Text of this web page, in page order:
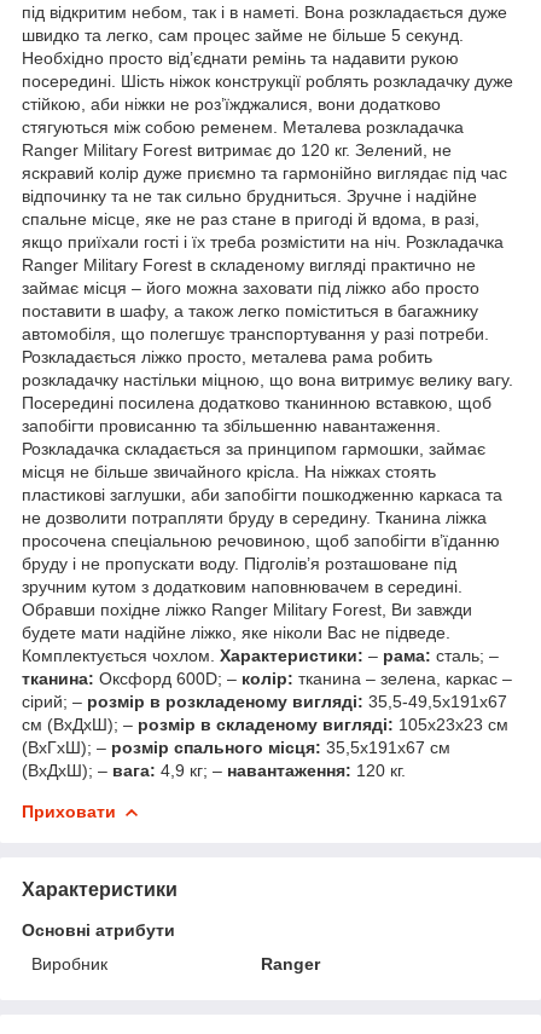
під відкритим небом, так і в наметі. Вона розкладається дуже
швидко та легко, сам процес займе не більше 5 секунд.
Необхідно просто від’єднати ремінь та надавити рукою
посередині. Шість ніжок конструкції роблять розкладачку дуже
стійкою, аби ніжки не роз’їжджалися, вони додатково
стягуються між собою ременем. Металева розкладачка
Ranger Military Forest витримає до 120 кг. Зелений, не
яскравий колір дуже приємно та гармонійно виглядає під час
відпочинку та не так сильно брудниться. Зручне і надійне
спальне місце, яке не раз стане в пригоді й вдома, в разі,
якщо приїхали гості і їх треба розмістити на ніч. Розкладачка
Ranger Military Forest в складеному вигляді практично не
займає місця – його можна заховати під ліжко або просто
поставити в шафу, а також легко поміститься в багажнику
автомобіля, що полегшує транспортування у разі потреби.
Розкладається ліжко просто, металева рама робить
розкладачку настільки міцною, що вона витримує велику вагу.
Посередині посилена додатково тканинною вставкою, щоб
запобігти провисанню та збільшенню навантаження.
Розкладачка складається за принципом гармошки, займає
місця не більше звичайного крісла. На ніжках стоять
пластикові заглушки, аби запобігти пошкодженню каркаса та
не дозволити потрапляти бруду в середину. Тканина ліжка
просочена спеціальною речовиною, щоб запобігти в’їданню
бруду і не пропускати воду. Підголів’я розташоване під
зручним кутом з додатковим наповнювачем в середині.
Обравши похідне ліжко Ranger Military Forest, Ви завжди
будете мати надійне ліжко, яке ніколи Вас не підведе.
Комплектується чохлом. Характеристики: – рама: сталь; –
тканина: Оксфорд 600D; – колір: тканина – зелена, каркас –
сірий; – розмір в розкладеному вигляді: 35,5-49,5х191х67
см (ВхДхШ); – розмір в складеному вигляді: 105х23х23 см
(ВхГхШ); – розмір спального місця: 35,5х191х67 см
(ВхДхШ); – вага: 4,9 кг; – навантаження: 120 кг.
Приховати
Характеристики
Основні атрибути
Виробник
Ranger